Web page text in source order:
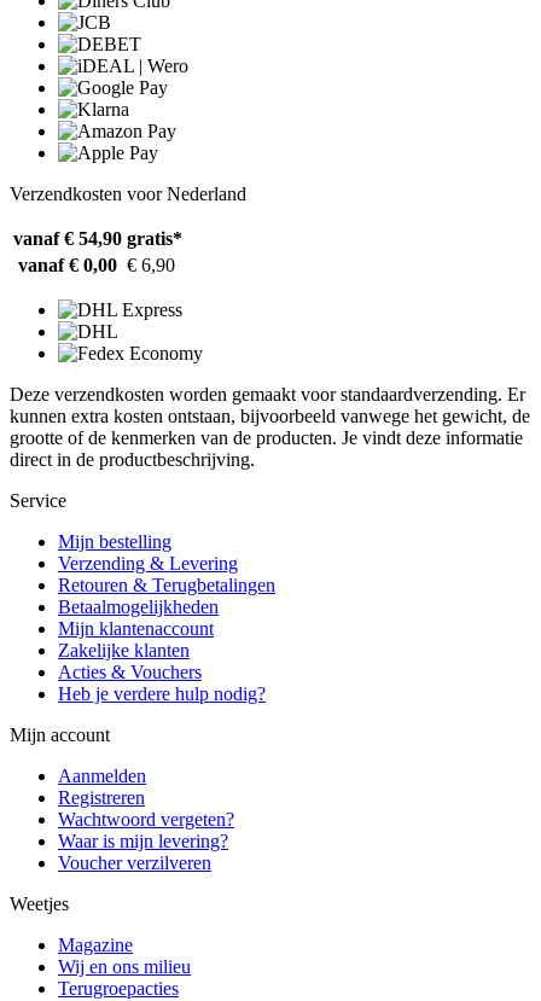
Verzendkosten voor Nederland
vanaf € 54,90 gratis*
vanaf € 0,00 € 6,90
Deze verzendkosten worden gemaakt voor standaardverzending. Er
kunnen extra kosten ontstaan, bijvoorbeeld vanwege het gewicht, de
grootte of de kenmerken van de producten. Je vindt deze informatie
direct in de productbeschrijving.
Service
Mijn bestelling
Verzending & Levering
Retouren & Terugbetalingen
Betaalmogelijkheden
Mijn klantenaccount
Zakelijke klanten
Acties & Vouchers
Heb je verdere hulp nodig?
Mijn account
Aanmelden
Registreren
Wachtwoord vergeten?
Waar is mijn levering?
Voucher verzilveren
Weetjes
Magazine
Wij en ons milieu
Terugroepacties